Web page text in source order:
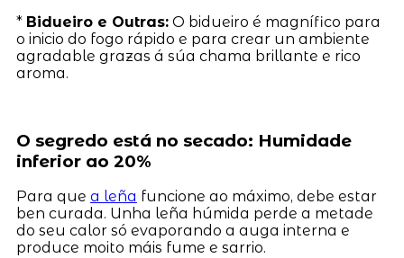
* Bidueiro e Outras:O bidueiro é magnífico para
o inicio do fogo rápido e para crear un ambiente
agradable grazas á súa chama brillante e rico
aroma.
O segredo está no secado: Humidade
inferior ao 20%
Para que a leña funcione ao máximo, debe estar
ben curada. Unha leña húmida perde a metade
do seu calor só evaporando a auga interna e
produce moito máis fume e sarrio.